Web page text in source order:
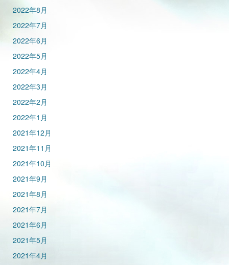
2022年8月
2022年7月
2022年6月
2022年5月
2022年4月
2022年3月
2022年2月
2022年1月
2021年12月
2021年11月
2021年10月
2021年9月
2021年8月
2021年7月
2021年6月
2021年5月
2021年4月